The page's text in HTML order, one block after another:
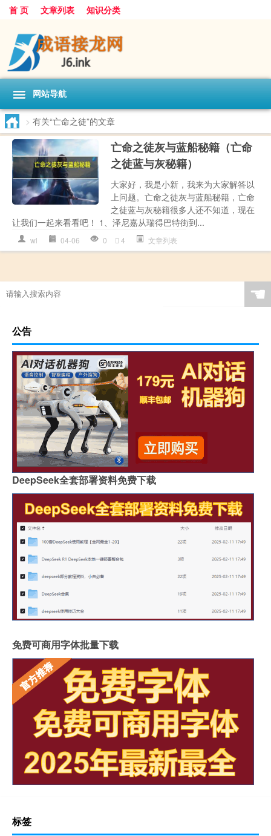
首 页 文章列表 知识分类
网站导航
> 有关“亡命之徒”的文章
亡命之徒灰与蓝船秘籍（亡命
之徒蓝与灰秘籍）
大家好，我是小新，我来为大家解答以
上问题。亡命之徒灰与蓝船秘籍，亡命
之徒蓝与灰秘籍很多人还不知道，现在
让我们一起来看看吧！ 1、泽尼嘉从瑞得巴特街到...
wl 04-06 0 4 文章列表
☚
公告
DeepSeek全套部署资料免费下载
免费可商用字体批量下载
标签